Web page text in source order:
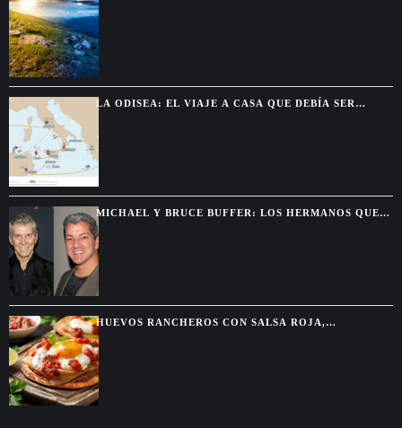
LA ODISEA: EL VIAJE A CASA QUE DEBÍA SER
MICHAEL Y BRUCE BUFFER: LOS HERMANOS QUE
SE DESCUBRIERON GRACIAS A UNA PELEA POR
TELEVISIÓN
HUEVOS RANCHEROS CON SALSA ROJA,
TORTILLAS DORADAS Y SABOR DE DESAYUNO
MEXICANO